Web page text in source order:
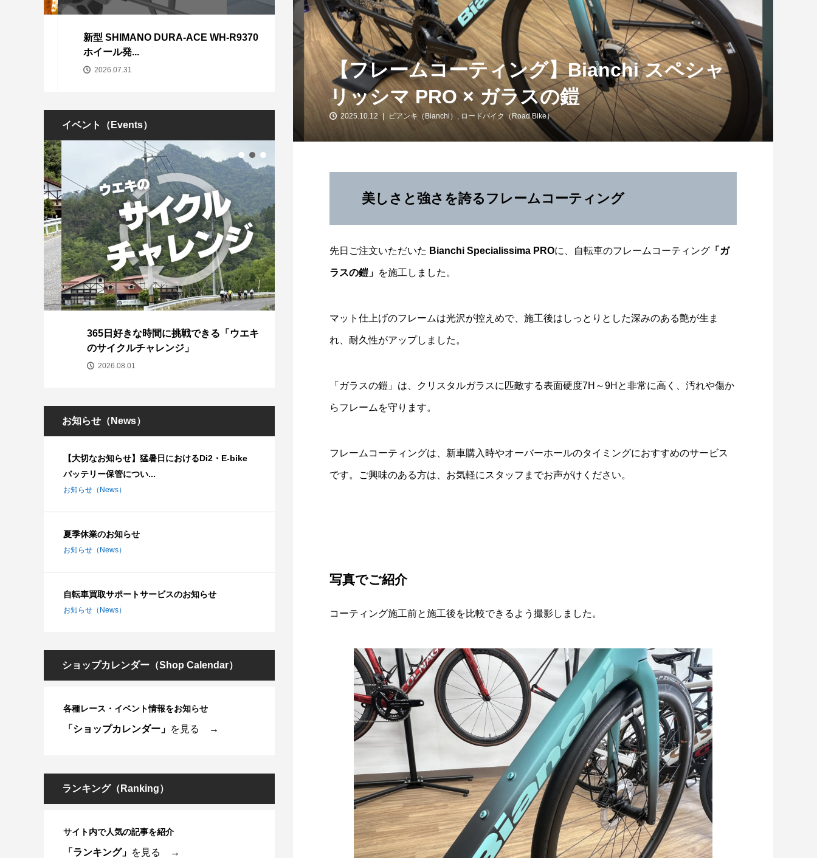
GIANT PROPEL ADVANCED 1
TREK EMONDA SLR 9
PROJECTO...
Wilier Garda DISC アルテグラ
Di...
Bianchi ARIA Disc 2019年モデ
ル
【フレームコーティング】Bianchi スペシャ
リッシマ PRO × ガラスの鎧
2025.10.12 ビアンキ（Bianchi） , ロードバイク（Road Bike）
美しさと強さを誇るフレームコーティング
先日ご注文いただいた Bianchi Specialissima PROに、自転車のフレームコーティング 「ガ
ラスの鎧」 を施工しました。
マット仕上げのフレームは光沢が控えめで、施工後はしっとりとした深みのある艶が生ま
れ、耐久性がアップしました。
「ガラスの鎧」は、クリスタルガラスに匹敵する表面硬度7H～9Hと非常に高く、汚れや傷か
らフレームを守ります。
フレームコーティングは、新車購入時やオーバーホールのタイミングにおすすめのサービス
です。ご興味のある方は、お気軽にスタッフまでお声がけください。
写真でご紹介
コーティング施工前と施工後を比較できるよう撮影しました。
新型 SHIMANO DURA-ACE WH-R9370
ホイール発...
2026.07.31
Bianchi 新型 SPECIALISSIMA 発表｜軽
量×エアロ...
2026.07.20
COLNAGO「TOUR DE FRANCE 2026
CHAMPI...
2026.08.07
イベント（Events）
365日好きな時間に挑戦できる「ウエキ
のサイクルチャレンジ」
2026.08.01
「第13回 安芸灘とびしま海道オレンジラ
イド」10/3開催！
お知らせ（News）
【大切なお知らせ】猛暑日におけるDi2・E-bike
バッテリー保管につい...
お知らせ（News）
夏季休業のお知らせ
お知らせ（News）
自転車買取サポートサービスのお知らせ
お知らせ（News）
ショップカレンダー（Shop Calendar）
各種レース・イベント情報をお知らせ
「ショップカレンダー」 を見る →
ランキング（Ranking）
サイト内で人気の記事を紹介
「ランキング」 を見る →